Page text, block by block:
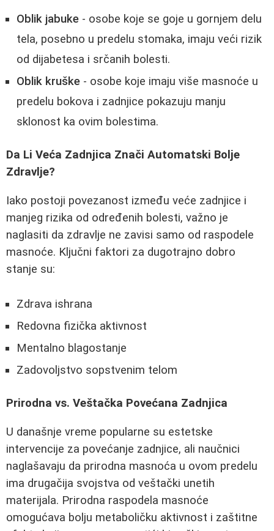
Oblik jabuke - osobe koje se goje u gornjem delu
tela, posebno u predelu stomaka, imaju veći rizik
od dijabetesa i srčanih bolesti.
Oblik kruške - osobe koje imaju više masnoće u
predelu bokova i zadnjice pokazuju manju
sklonost ka ovim bolestima.
Da Li Veća Zadnjica Znači Automatski Bolje
Zdravlje?
Iako postoji povezanost između veće zadnjice i
manjeg rizika od određenih bolesti, važno je
naglasiti da zdravlje ne zavisi samo od raspodele
masnoće. Ključni faktori za dugotrajno dobro
stanje su:
Zdrava ishrana
Redovna fizička aktivnost
Mentalno blagostanje
Zadovoljstvo sopstvenim telom
Prirodna vs. Veštačka Povećana Zadnjica
U današnje vreme popularne su estetske
intervencije za povećanje zadnjice, ali naučnici
naglašavaju da prirodna masnoća u ovom predelu
ima drugačija svojstva od veštački unetih
materijala. Prirodna raspodela masnoće
omogućava bolju metaboličku aktivnost i zaštitne